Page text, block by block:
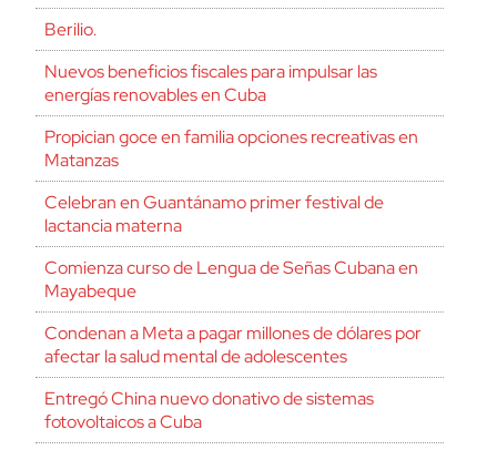
Berilio.
Nuevos beneficios fiscales para impulsar las
energías renovables en Cuba
Propician goce en familia opciones recreativas en
Matanzas
Celebran en Guantánamo primer festival de
lactancia materna
Comienza curso de Lengua de Señas Cubana en
Mayabeque
Condenan a Meta a pagar millones de dólares por
afectar la salud mental de adolescentes
Entregó China nuevo donativo de sistemas
fotovoltaicos a Cuba